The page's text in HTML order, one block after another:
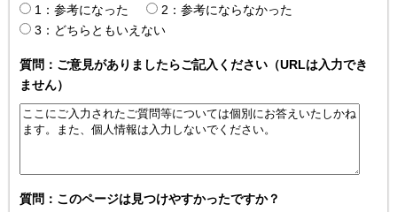
1：参考になった
2：参考にならなかった
3：どちらともいえない
質問：ご意見がありましたらご記入ください（URLは入力でき
ません）
質問：このページは見つけやすかったですか？